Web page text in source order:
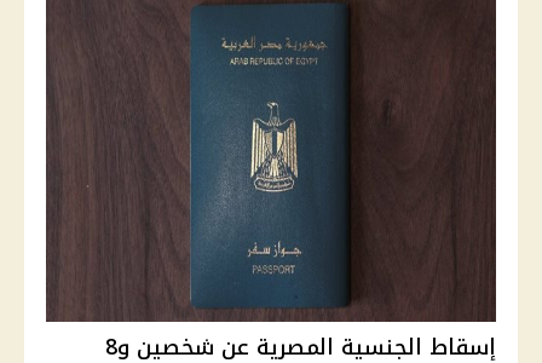
إسقاط الجنسية المصرية عن شخصين و8